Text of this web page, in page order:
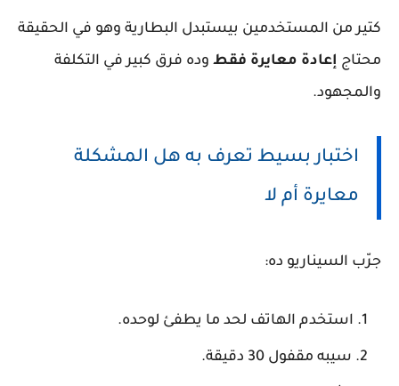
كتير من المستخدمين بيستبدل البطارية وهو في الحقيقة
محتاج إعادة معايرة فقط وده فرق كبير في التكلفة
والمجهود.
اختبار بسيط تعرف به هل المشكلة
معايرة أم لا
جرّب السيناريو ده:
استخدم الهاتف لحد ما يطفئ لوحده.
سيبه مقفول 30 دقيقة.